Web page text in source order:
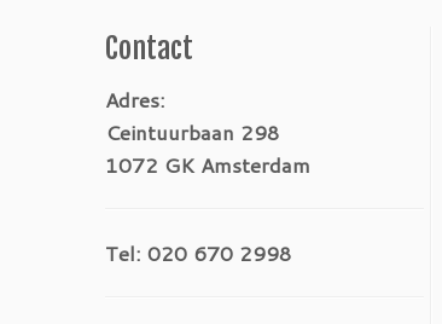
Contact
Adres:
Ceintuurbaan 298
1072 GK Amsterdam
Tel: 020 670 2998